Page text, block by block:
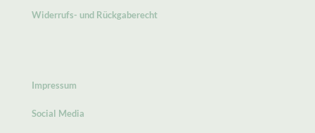
Widerrufs- und Rückgaberecht
Impressum
Social Media